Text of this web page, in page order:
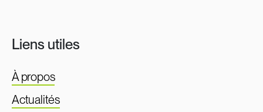
Liens utiles
À propos
Actualités